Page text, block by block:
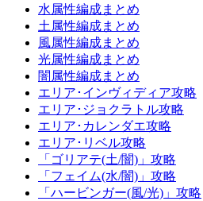
水属性編成まとめ
土属性編成まとめ
風属性編成まとめ
光属性編成まとめ
闇属性編成まとめ
エリア･インヴィディア攻略
エリア･ジョクラトル攻略
エリア･カレンダエ攻略
エリア･リベル攻略
「ゴリアテ(土/闇)」攻略
「フェイム(水/闇)」攻略
「ハービンガー(風/光)」攻略